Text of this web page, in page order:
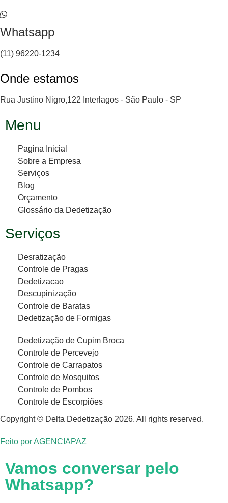
Whatsapp
(11) 96220-1234
Onde estamos
Rua Justino Nigro,122 Interlagos - São Paulo - SP
Menu
Pagina Inicial
Sobre a Empresa
Serviços
Blog
Orçamento
Glossário da Dedetização
Serviços
Desratização
Controle de Pragas
Dedetizacao
Descupinização
Controle de Baratas
Dedetização de Formigas
Dedetização de Cupim Broca
Controle de Percevejo
Controle de Carrapatos
Controle de Mosquitos
Controle de Pombos
Controle de Escorpiões
Copyright © Delta Dedetização 2026. All rights reserved.
Feito porAGENCIAPAZ
Vamos conversar pelo
Whatsapp?